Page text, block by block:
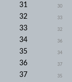
31
30
32
33
33
32
34
36
35
34
36
37
37
35